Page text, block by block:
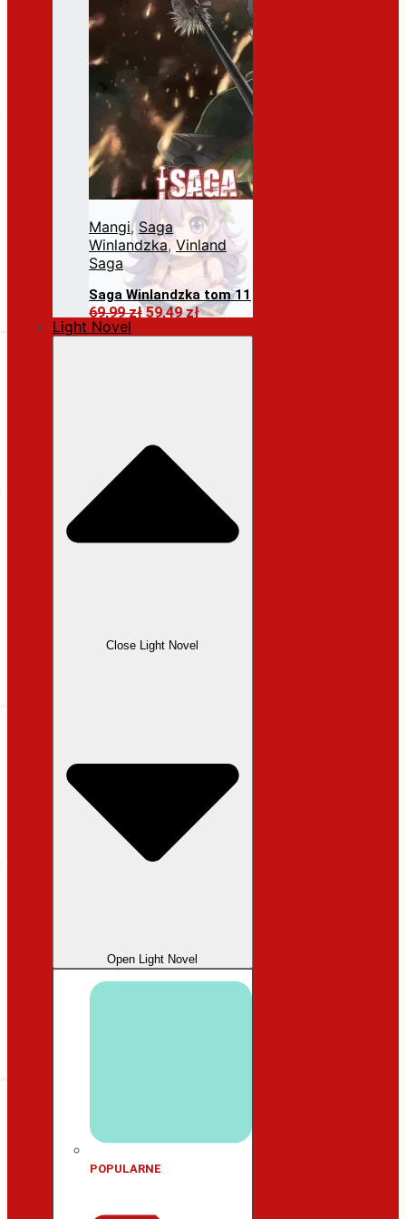
Mangi, Saga
Winlandzka,Vinland
Saga
Saga Winlandzka tom 11
69,99złPierwotna
59,49złAktualna
Dodaj do koszyka
Light Novel
Close Light Novel
Open Light Novel
POPULARNE